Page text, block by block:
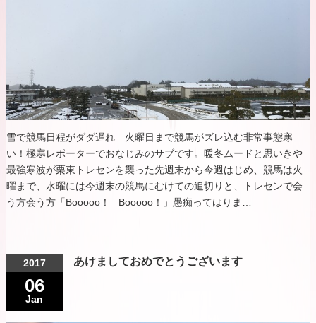
雪で競馬日程がダダ遅れ 火曜日まで競馬がズレ込む非常事態寒
い！極寒レポーターでおなじみのサブです。暖冬ムードと思いきや
最強寒波が栗東トレセンを襲った先週末から今週はじめ、競馬は火
曜まで、水曜には今週末の競馬にむけての追切りと、トレセンで会
う方会う方「Booooo！ Booooo！」愚痴ってはりま…
2017
06
Jan
あけましておめでとうございます